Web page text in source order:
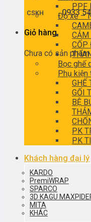
CSKH0933
Giỏ hàng
Chưa có sản
PPF
Độ xe –
CẢM
CỐP
Bọc ghế
Phụ kiện
GHẾ
GỐI
BỆ
PK
PK
Khách hàng đại lý
KARDO
PremiWRAP
SPARCO
3D KAGU
MITA
KHÁC